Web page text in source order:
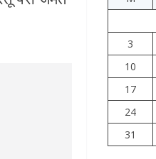
3
10
17
24
31